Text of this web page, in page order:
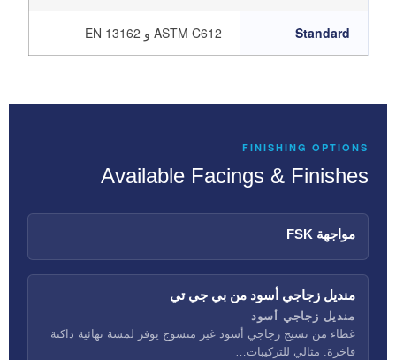
Standard ASTM C612 و EN 13162
FINISHING OPTIONS
Available Facings & Finishes
مواجهة FSK
منديل زجاجي أسود من بي جي تي
منديل زجاجي أسود
غطاء من نسيج زجاجي أسود غير منسوج يوفر لمسة نهائية داكنة
فاخرة. مثالي للتركيبات…